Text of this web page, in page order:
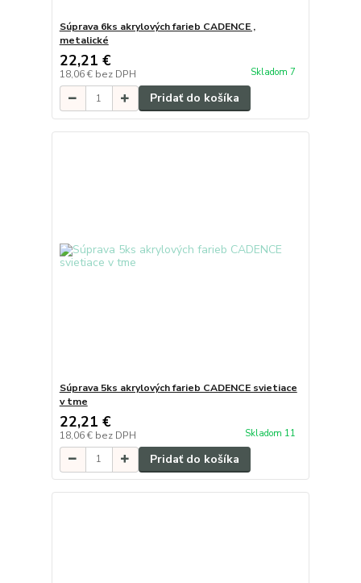
Súprava 6ks akrylových farieb CADENCE ,
metalické
22,21 €
18,06 € bez DPH Skladom 7
Pridať do košíka
Súprava 5ks akrylových farieb CADENCE svietiace
v tme
22,21 €
18,06 € bez DPH Skladom 11
Pridať do košíka